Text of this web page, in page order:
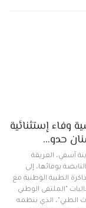
إستثنائية
حدو…
آسفي، العريقة
بوفائها، إلى
الطبية الوطنية مع
"الملتقى الوطني
الطبي"، الذي ينظمه